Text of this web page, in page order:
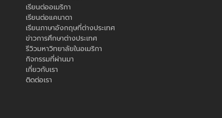
เรียนต่ออเมริกา
เรียนต่อแคนาดา
เรียนภาษาอังกฤษที่ต่างประเทศ
ข่าวการศึกษาต่างประเทศ
รีวิวมหาวิทยาลัยในอเมริกา
กิจกรรมที่ผ่านมา
เกี่ยวกับเรา
ติดต่อเรา